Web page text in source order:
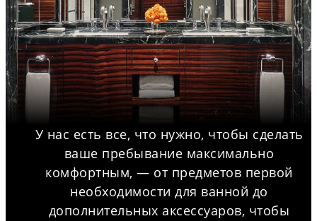
У нас есть все, что нужно, чтобы сделать
ваше пребывание максимально
комфортным, — от предметов первой
необходимости для ванной до
дополнительных аксессуаров, чтобы